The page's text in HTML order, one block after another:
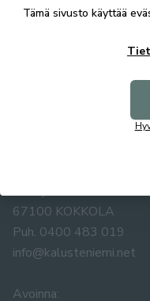
67100 KOKKOLA
Puh. 0400 483 019
info@kalusteniemi.net
Avoinna:
Tämä sivusto käyttää